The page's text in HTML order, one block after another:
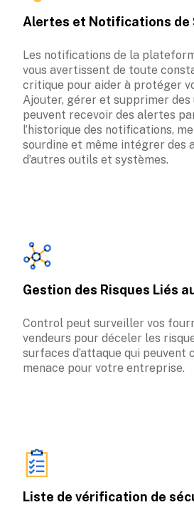
Alertes et Notifications de
Les notifications de la
vous avertissent de toute
critique pour aider à protéger
Ajouter, gérer et supprimer
peuvent recevoir des alertes
l’historique des notifications,
sourdine et même intégrer des
d’autres outils et systèmes.
Gestion des Risques Liés
Control peut surveiller vos
vendeurs pour déceler les
surfaces d’attaque qui peuvent
menace pour votre entreprise.
Liste de vérification de